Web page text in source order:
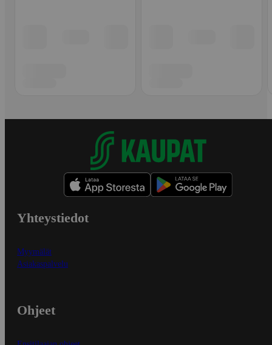
Yhteystiedot
Myymälät
Asiakaspalvelu
Ohjeet